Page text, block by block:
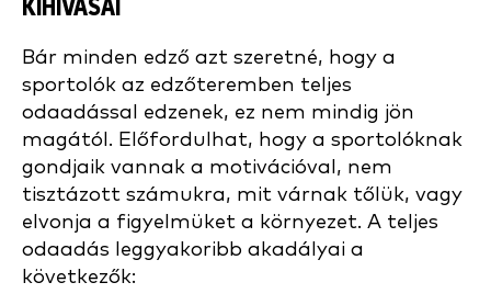
KIHÍVÁSAI
Bár minden edző azt szeretné, hogy a
sportolók az edzőteremben teljes
odaadással edzenek, ez nem mindig jön
magától. Előfordulhat, hogy a sportolóknak
gondjaik vannak a motivációval, nem
tisztázott számukra, mit várnak tőlük, vagy
elvonja a figyelmüket a környezet. A teljes
odaadás leggyakoribb akadályai a
következők: